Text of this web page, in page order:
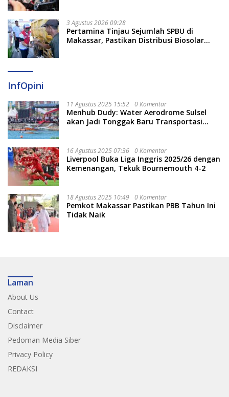
3 Agustus 2026 09:28
Pertamina Tinjau Sejumlah SPBU di
Makassar, Pastikan Distribusi Biosolar
InfOpini
11 Agustus 2025 15:52 0 Komentar
Menhub Dudy: Water Aerodrome Sulsel
akan Jadi Tonggak Baru Transportasi
16 Agustus 2025 07:36 0 Komentar
Liverpool Buka Liga Inggris 2025/26 dengan
Kemenangan, Tekuk Bournemouth 4-2
18 Agustus 2025 10:49 0 Komentar
Pemkot Makassar Pastikan PBB Tahun Ini
Tidak Naik
Laman
About Us
Contact
Disclaimer
Pedoman Media Siber
Privacy Policy
REDAKSI